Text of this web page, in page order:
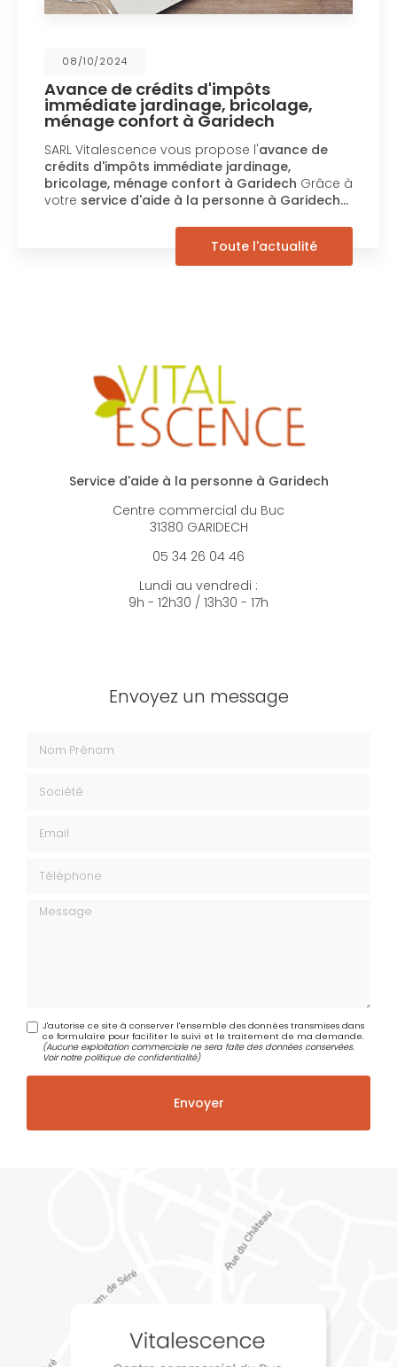
08/10/2024
Avance de crédits d'impôts
immédiate jardinage, bricolage,
ménage confort à Garidech
SARL Vitalescence vous propose l'avance de
crédits d'impôts immédiate jardinage,
bricolage, ménage confort à Garidech Grâce à
votre service d'aide à la personne à Garidech…
Toute l'actualité
Service d'aide à la personne à Garidech
Centre commercial du Buc
31380 GARIDECH
05 34 26 04 46
Lundi au vendredi :
9h - 12h30 / 13h30 - 17h
Envoyez un message
Message
J'autorise ce site à conserver l'ensemble des données transmises dans
ce formulaire pour faciliter le suivi et le traitement de ma demande.
(Aucune exploitation commerciale ne sera faite des données conservées.
Voir notrepolitique de confidentialité)